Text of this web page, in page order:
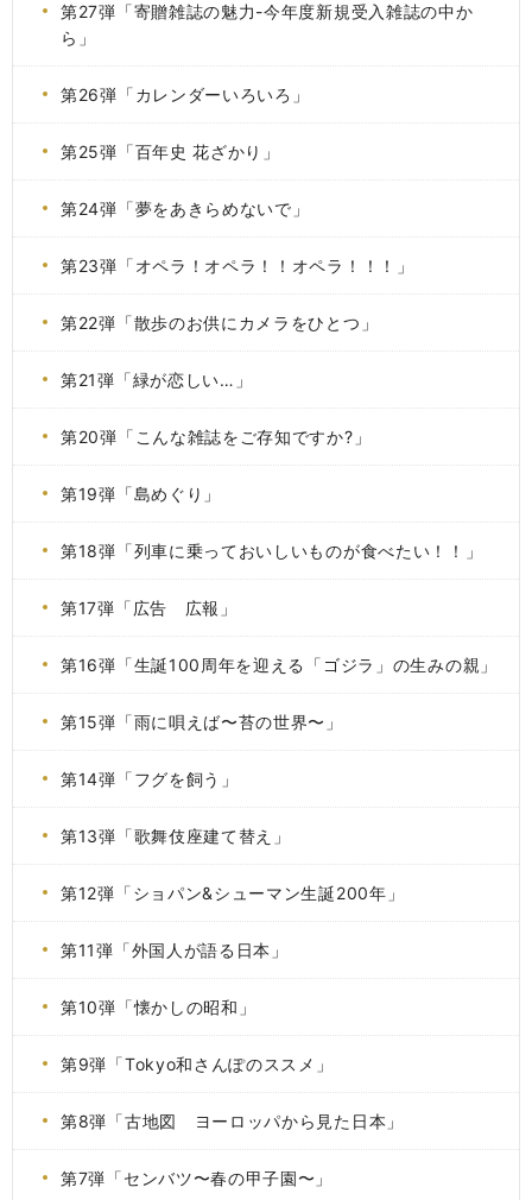
第27弾「寄贈雑誌の魅力-今年度新規受入雑誌の中か
ら」
第26弾「カレンダーいろいろ」
第25弾「百年史 花ざかり」
第24弾「夢をあきらめないで」
第23弾「オペラ！オペラ！！オペラ！！！」
第22弾「散歩のお供にカメラをひとつ」
第21弾「緑が恋しい…」
第20弾「こんな雑誌をご存知ですか?」
第19弾「島めぐり」
第18弾「列車に乗っておいしいものが食べたい！！」
第17弾「広告 広報」
第16弾「生誕100周年を迎える「ゴジラ」の生みの親」
第15弾「雨に唄えば〜苔の世界〜」
第14弾「フグを飼う」
第13弾「歌舞伎座建て替え」
第12弾「ショパン&シューマン生誕200年」
第11弾「外国人が語る日本」
第10弾「懐かしの昭和」
第9弾「Tokyo和さんぽのススメ」
第8弾「古地図 ヨーロッパから見た日本」
第7弾「センバツ〜春の甲子園〜」